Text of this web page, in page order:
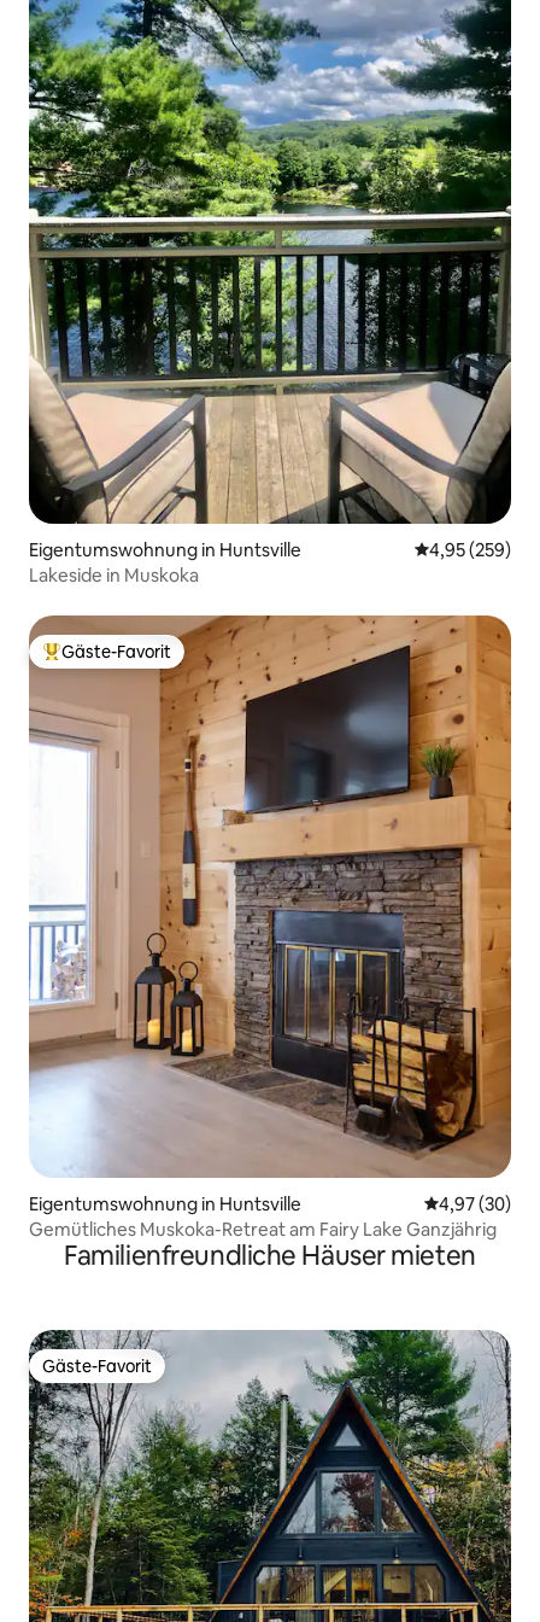
Eigentumswohnung in Huntsville
4,95 (259)
Lakeside in Muskoka
Beliebter Gäste-Favorit.
Gäste-Favorit
Eigentumswohnung in Huntsville
4,97 (30)
Gemütliches Muskoka-Retreat am Fairy Lake Ganzjährig
Familienfreundliche Häuser mieten
Gäste-Favorit
Gäste-Favorit